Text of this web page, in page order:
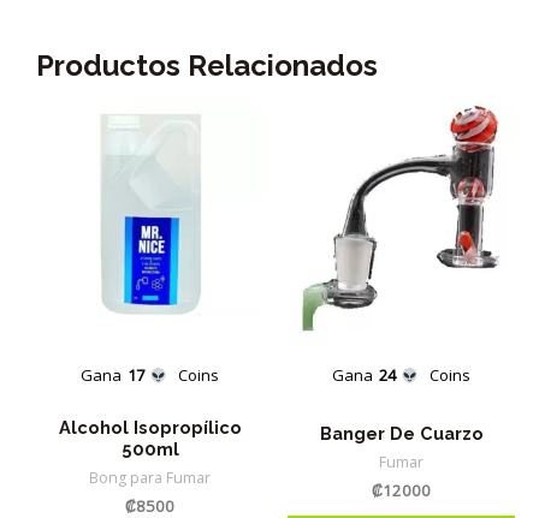
Productos Relacionados
Gana 17 Coins
Alcohol Isopropílico
500ml
Bong para Fumar
₡8500
Gana 24 Coins
Banger De Cuarzo
Fumar
₡12000